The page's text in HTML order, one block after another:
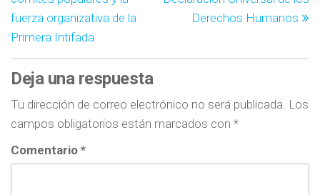
fuerza organizativa de la
Primera Intifada
Derechos Humanos
Deja una respuesta
Tu dirección de correo electrónico no será publicada. Los
campos obligatorios están marcados con *
Comentario *